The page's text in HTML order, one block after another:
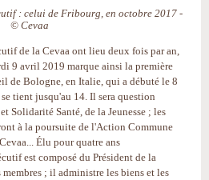
: celui de Fribourg, en octobre 2017 -
© Cevaa
de la Cevaa ont lieu deux fois par an,
9 avril 2019 marque ainsi la première
de Bologne, en Italie, qui a débuté le 8
tient jusqu'au 14. Il sera question
Solidarité Santé, de la Jeunesse ; les
à la poursuite de l'Action Commune
Élu pour quatre ans
est composé du Président de la
; il administre les biens et les